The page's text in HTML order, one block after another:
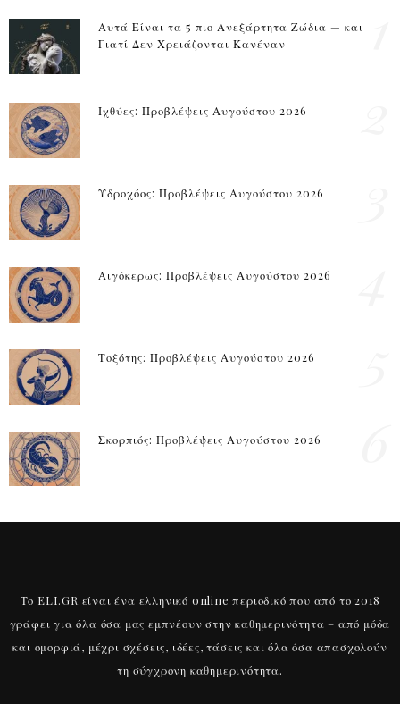
Αυτά Είναι τα 5 πιο Ανεξάρτητα Ζώδια — και
Γιατί Δεν Χρειάζονται Κανέναν
Ιχθύες: Προβλέψεις Αυγούστου 2026
Υδροχόος: Προβλέψεις Αυγούστου 2026
Αιγόκερως: Προβλέψεις Αυγούστου 2026
Τοξότης: Προβλέψεις Αυγούστου 2026
Σκορπιός: Προβλέψεις Αυγούστου 2026
Το ELI.GR είναι ένα ελληνικό online περιοδικό που από το 2018
γράφει για όλα όσα μας εμπνέουν στην καθημερινότητα – από μόδα
και ομορφιά, μέχρι σχέσεις, ιδέες, τάσεις και όλα όσα απασχολούν
τη σύγχρονη καθημερινότητα.